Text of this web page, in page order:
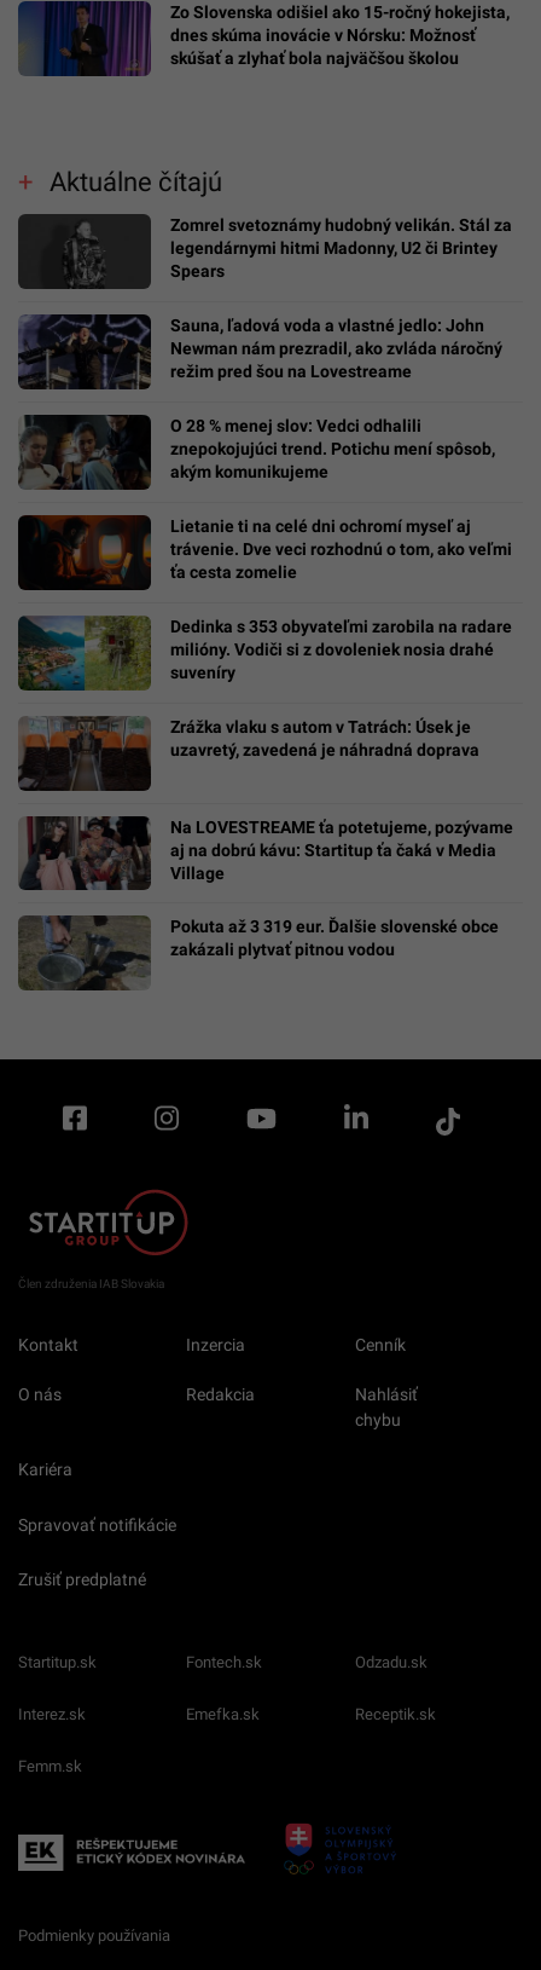
Zo Slovenska odišiel ako 15-ročný hokejista,
dnes skúma inovácie v Nórsku: Možnosť
skúšať a zlyhať bola najväčšou školou
Aktuálne čítajú
Zomrel svetoznámy hudobný velikán. Stál za
legendárnymi hitmi Madonny, U2 či Brintey
Spears
Sauna, ľadová voda a vlastné jedlo: John
Newman nám prezradil, ako zvláda náročný
režim pred šou na Lovestreame
O 28 % menej slov: Vedci odhalili
znepokojujúci trend. Potichu mení spôsob,
akým komunikujeme
Lietanie ti na celé dni ochromí myseľ aj
trávenie. Dve veci rozhodnú o tom, ako veľmi
ťa cesta zomelie
Dedinka s 353 obyvateľmi zarobila na radare
milióny. Vodiči si z dovoleniek nosia drahé
suveníry
Zrážka vlaku s autom v Tatrách: Úsek je
uzavretý, zavedená je náhradná doprava
Na LOVESTREAME ťa potetujeme, pozývame
aj na dobrú kávu: Startitup ťa čaká v Media
Village
Pokuta až 3 319 eur. Ďalšie slovenské obce
zakázali plytvať pitnou vodou
Člen združenia IAB Slovakia
Kontakt Inzercia Cenník
O nás Redakcia
Nahlásiť
chybu
Kariéra
Spravovať notifikácie
Zrušiť predplatné
Startitup.sk Fontech.sk Odzadu.sk
Interez.sk Emefka.sk Receptik.sk
Femm.sk
Podmienky používania